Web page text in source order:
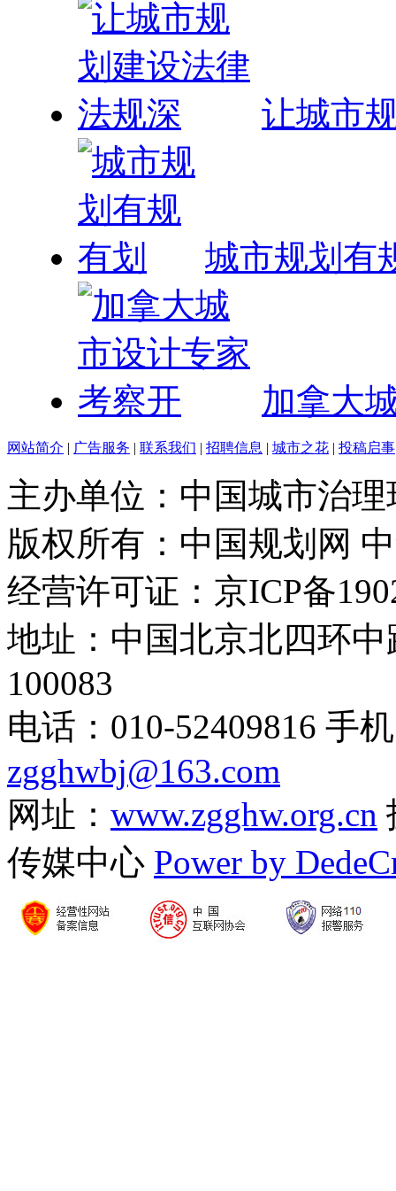
让城市
城市规划有
加拿大
网站简介 | 广告服务 | 联系我们 | 招聘信息 | 城市之花 | 投稿启事
主办单位：中国城市治
版权所有：中国规划网
经营许可证：京ICP备
地址：中国北京北四环
100083
电话：010-52409816 手
zgghwbj@163.com
网址： www.zgghw.org.cn
传媒中心 Power by